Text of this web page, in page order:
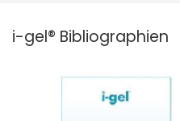
France
i-gel® Bibliographien